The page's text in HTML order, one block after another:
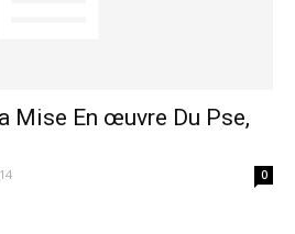
Mise En œuvre Du Pse,
0